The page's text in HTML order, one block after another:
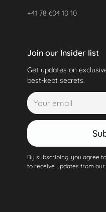
+41 78 604 10 10
Join our Insider list
Get updates on
best-kept secrets.
By subscribing, you agree
to receive updates from